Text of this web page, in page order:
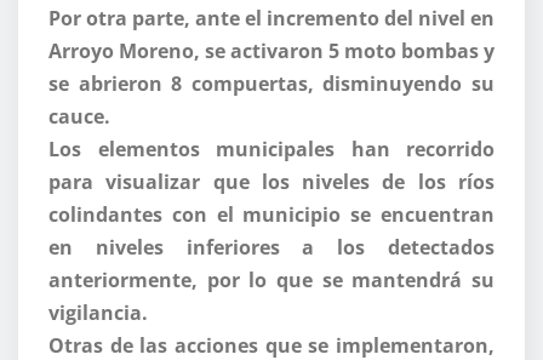
Por otra parte, ante el incremento del nivel en
Arroyo Moreno, se activaron 5 moto bombas y
se abrieron 8 compuertas, disminuyendo su
cauce.
Los elementos municipales han recorrido
para visualizar que los niveles de los ríos
colindantes con el municipio se encuentran
en niveles inferiores a los detectados
anteriormente, por lo que se mantendrá su
vigilancia.
Otras de las acciones que se implementaron,